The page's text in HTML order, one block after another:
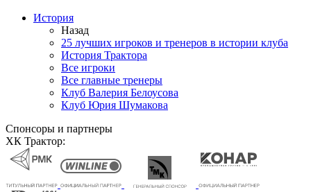
История
Назад
25 лучших игроков и тренеров в истории клуба
История Трактора
Все игроки
Все главные тренеры
Клуб Валерия Белоусова
Клуб Юрия Шумакова
Спонсоры и партнеры
ХК Трактор: